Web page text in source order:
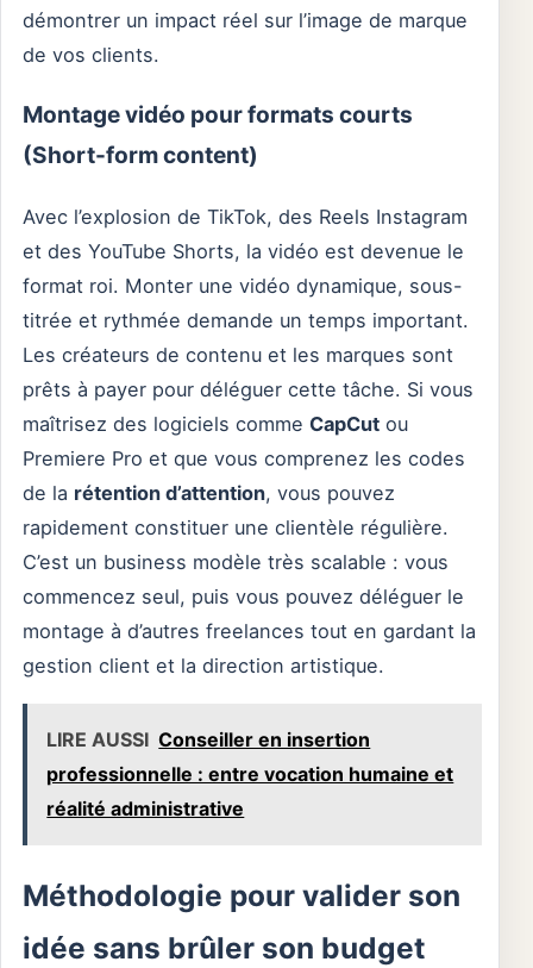
démontrer un impact réel sur l’image de marque
de vos clients.
Montage vidéo pour formats courts
(Short-form content)
Avec l’explosion de TikTok, des Reels Instagram
et des YouTube Shorts, la vidéo est devenue le
format roi. Monter une vidéo dynamique, sous-
titrée et rythmée demande un temps important.
Les créateurs de contenu et les marques sont
prêts à payer pour déléguer cette tâche. Si vous
maîtrisez des logiciels comme CapCut ou
Premiere Pro et que vous comprenez les codes
de la rétention d’attention, vous pouvez
rapidement constituer une clientèle régulière.
C’est un business modèle très scalable : vous
commencez seul, puis vous pouvez déléguer le
montage à d’autres freelances tout en gardant la
gestion client et la direction artistique.
LIRE AUSSI Conseiller en insertion
professionnelle : entre vocation humaine et
réalité administrative
Méthodologie pour valider son
idée sans brûler son budget